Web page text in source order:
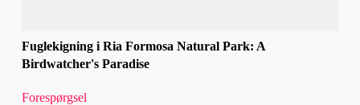
Fuglekigning i Ria Formosa Natural Park: A
Birdwatcher's Paradise
Forespørgsel